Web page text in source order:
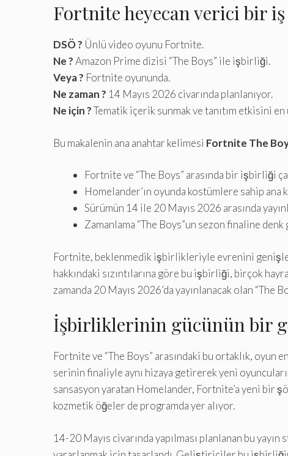
Fortnite heyecan verici bir
DSÖ ? Ünlü video oyunu Fortnite.
Ne ?Amazon Prime dizisi “The Boys” ile işbirliği.
Veya ? Fortnite oyununda.
Ne zaman ? 14 Mayıs 2026 civarında planlanıyor.
Ne için ?Tematik içerik sunmak ve tanıtım etkisini en
Bu makalenin ana anahtar kelimesi Fortnite The
Fortnite ve “The Boys” arasında bir işbirliği
Homelander’ın oyunda kostümlere sahip ana
Sürümün 14 ile 20 Mayıs 2026 arasında
Zamanlama “The Boys”un sezon finaline
Fortnite, beklenmedik işbirlikleriyle evrenini
hakkındaki sızıntılarına göre bu işbirliği, birçok
zamanda 20 Mayıs 2026’da yayınlanacak olan “The
İşbirliklerinin gücünün bir
Fortnite ve “The Boys” arasındaki bu ortaklık,
serinin finaliyle aynı hizaya getirerek yeni
sansasyon yaratan Homelander, Fortnite’a yeni bir
kozmetik öğeler de programda yer alıyor.
14-20 Mayıs civarında yapılması planlanan bu